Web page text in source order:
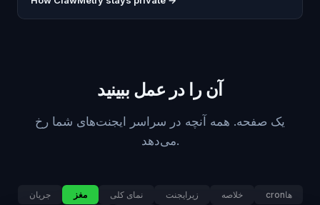
آن را در عمل ببینید
یک صفحه. همه آنچه در سراسر ایجنت‌های شما رخ
می‌دهد.
جریان مغز نمای کلی زیرایجنت خلاصه
cronها